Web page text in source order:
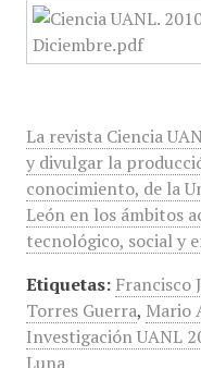
La revista Ciencia
y divulgar la
conocimiento, de la
León en los ámbitos
tecnológico, social y
Etiquetas: Francisco
Torres Guerra, Mario
Investigación UANL
Luna